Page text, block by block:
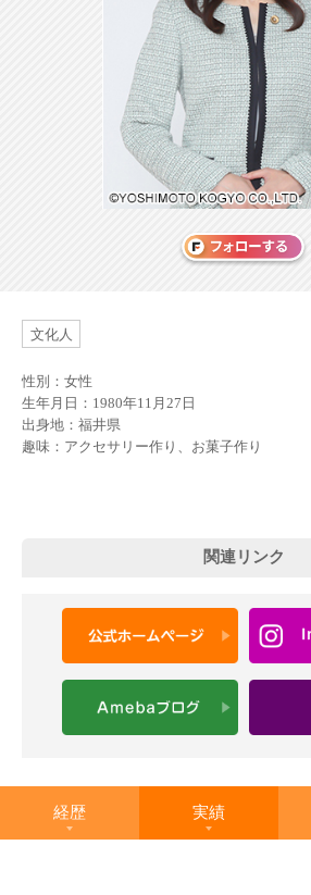
文化人
性別：女性
生年月日：1980年11月27日
出身地：福井県
趣味：アクセサリー作り、お菓子作り
関連リンク
経歴 実績